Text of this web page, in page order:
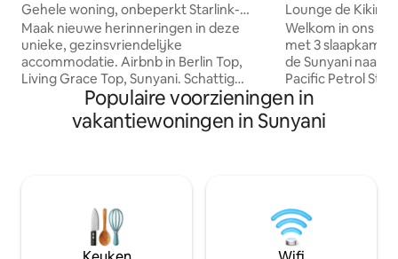
Gehele woning, onbeperkt Starlink-
internet@BerlinTop
Maak nieuwe herinneringen in deze
unieke, gezinsvriendelijke
accommodatie. Airbnb in Berlin Top,
Living Grace Top, Sunyani. Schattig
appartement met 3 slaapkamers, grote
woonkamer, internet en DSTV Er is gratis
onbeperkt Starlink-internet beschikbaar.
een elektrische afrastering en 8 CCTV-
camera's. Deze geweldige
accommodatie staat garant voor plezier
Lounge de
Welkom in ons
met 3
de Sunyani naar
Pacific Petrol
ruime
uitgerust
kamers, met
douche, een
keuken met
je comfort
Populaire voorzieningen in
vakantiewoningen in Sunyani